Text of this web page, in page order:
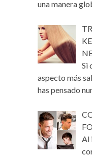
una manera
Si
aspecto más
has pensado
Al